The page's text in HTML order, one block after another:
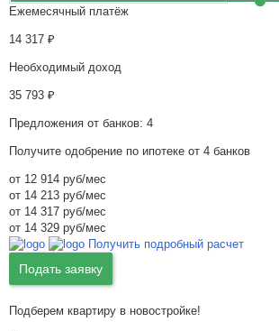
Ежемесячный платёж
14 317 ₽
Необходимый доход
35 793 ₽
Предложения от банков: 4
Получите одобрение по ипотеке от 4 банков
от 12 914 руб/мес
от 14 213 руб/мес
от 14 317 руб/мес
от 14 329 руб/мес
Получить подробный расчет
Подать заявку
Подберем квартиру в новостройке!